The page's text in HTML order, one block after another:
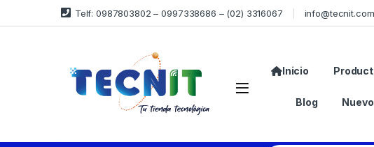
Telf: 0987803802 – 0997338686 – (02) 3316067
Inicio
Blog